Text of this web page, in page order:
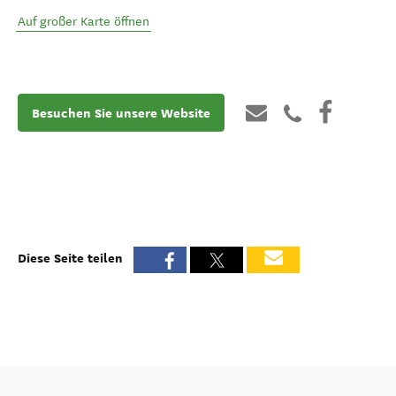
Auf großer Karte öffnen
Besuchen Sie unsere Website
Diese Seite teilen